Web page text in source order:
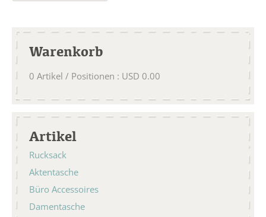
Warenkorb
0 Artikel / Positionen : USD 0.00
Artikel
Rucksack
Aktentasche
Büro Accessoires
Damentasche